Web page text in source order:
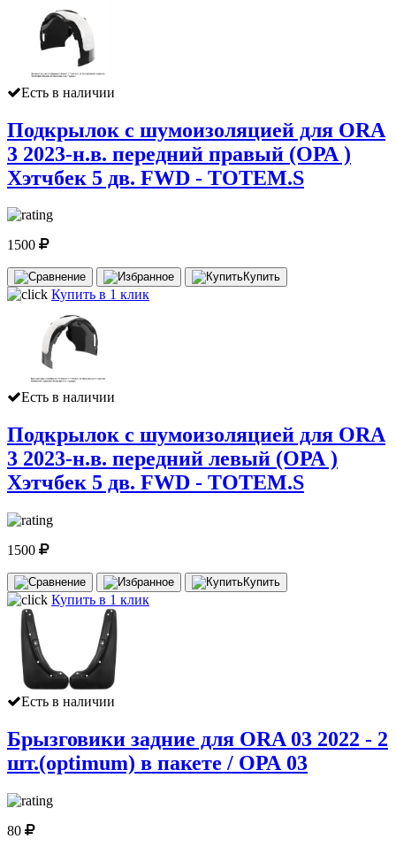
Есть в наличии
Подкрылок с шумоизоляцией для ORA
3 2023-н.в. передний правый (ОРА )
Хэтчбек 5 дв. FWD - TOTEM.S
1500
Купить
Купить в 1 клик
Есть в наличии
Подкрылок с шумоизоляцией для ORA
3 2023-н.в. передний левый (ОРА )
Хэтчбек 5 дв. FWD - TOTEM.S
1500
Купить
Купить в 1 клик
Есть в наличии
Брызговики задние для ORA 03 2022 - 2
шт.(optimum) в пакете / ОРА 03
80